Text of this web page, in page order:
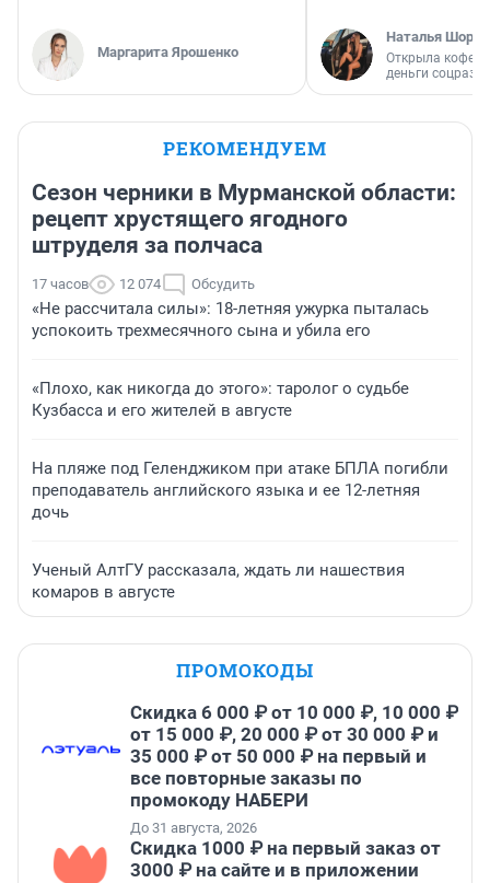
Маргарита Ярошенко
Наталья
Открыла
деньги
РЕКОМЕНДУЕМ
Сезон черники в Мурманской области:
рецепт хрустящего ягодного
штруделя за полчаса
17 часов 12 074 Обсудить
«Не рассчитала силы»: 18-летняя ужурка пыталась
успокоить трехмесячного сына и убила его
«Плохо, как никогда до этого»: таролог о судьбе
Кузбасса и его жителей в августе
На пляже под Геленджиком при атаке БПЛА погибли
преподаватель английского языка и ее 12-летняя
дочь
Ученый АлтГУ рассказала, ждать ли нашествия
комаров в августе
ПРОМОКОДЫ
Скидка 6 000 ₽ от 10 000 ₽, 10 000 ₽
от 15 000 ₽, 20 000 ₽ от 30 000 ₽ и
35 000 ₽ от 50 000 ₽ на первый и
все повторные заказы по
промокоду НАБЕРИ
До 31 августа, 2026
Скидка 1000 ₽ на первый заказ от
3000 ₽ на сайте и в приложении